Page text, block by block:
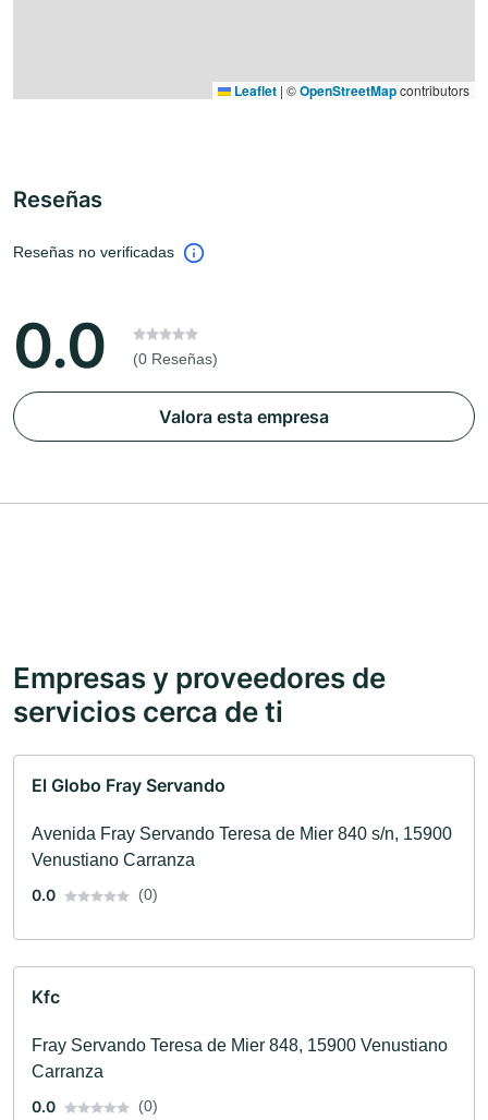
Leaflet | ©OpenStreetMapcontributors
Reseñas
Reseñas no verificadas
0.0 (0 Reseñas)
Valora esta empresa
Empresas y proveedores de
servicios cerca de ti
El Globo Fray Servando
Avenida Fray Servando Teresa de Mier 840 s/n, 15900
Venustiano Carranza
0.0
(0)
Kfc
Fray Servando Teresa de Mier 848, 15900 Venustiano
Carranza
0.0
(0)